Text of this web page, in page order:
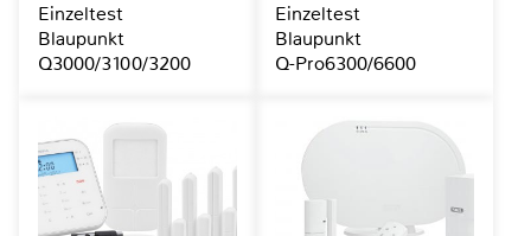
Einzeltest
Blaupunkt
Q3000/3100/3200
Einzeltest
Blaupunkt
Q-Pro6300/6600